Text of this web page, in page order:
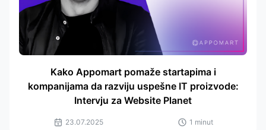
Kako Appomart pomaže startapima i
kompanijama da razviju uspešne IT proizvode:
Intervju za Website Planet
23.07.2025 1 minut